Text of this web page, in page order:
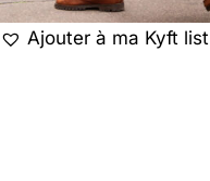
Ajouter à ma Kyft list